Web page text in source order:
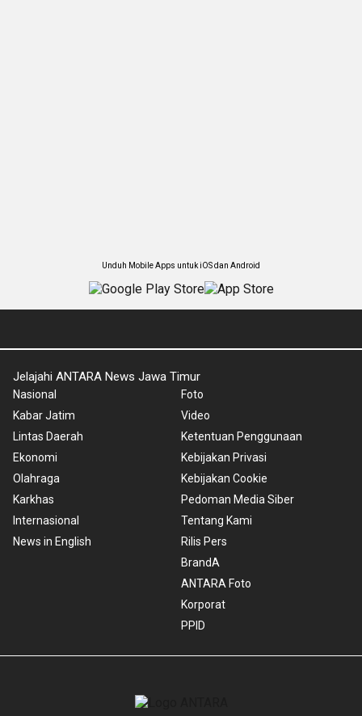
Unduh Mobile Apps untuk iOS dan Android
Jelajahi ANTARA News Jawa Timur
Nasional
Kabar Jatim
Lintas Daerah
Ekonomi
Olahraga
Karkhas
Internasional
News in English
Foto
Video
Ketentuan Penggunaan
Kebijakan Privasi
Kebijakan Cookie
Pedoman Media Siber
Tentang Kami
Rilis Pers
BrandA
ANTARA Foto
Korporat
PPID